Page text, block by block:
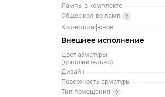
Лампы в комплекте
Общее кол-во ламп
Кол-во плафонов
Внешнее исполнение
Цвет арматуры
(дополнительно)
Дизайн
Поверхность арматуры
Тип помещения